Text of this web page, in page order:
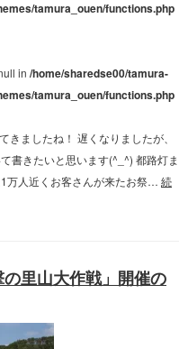
tamura_ouen/functions.php
in /home/sharedse00/tamura-
tamura_ouen/functions.php
ましたね！ 遅くなりましたが、
書きたいと思います(^_^) 都路灯ま
万人近くお客さんが来たお祭… 続
の里山大作戦」開催の